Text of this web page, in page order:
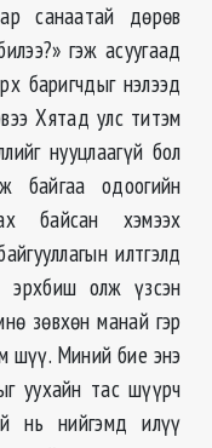
санаатай дөрөв
гэж асуугаад
баригчдыг нэлээд
Хятад улс титэм
нууцлаагүй бол
байгаа одоогийн
байсан хэмээх
илтгэлд
эрхбиш олж үзсэн
зөвхөн манай гэр
шүү. Миний бие энэ
уухайн тас шүүрч
нь нийгэмд илүү